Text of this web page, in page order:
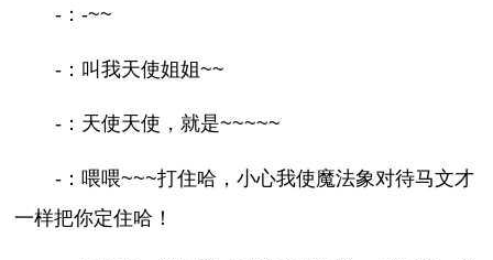
-：-~~
-：叫我天使姐姐~~
-：天使天使，就是~~~~~
-：喂喂~~~打住哈，小心我使魔法象对待马文才
一样把你定住哈！